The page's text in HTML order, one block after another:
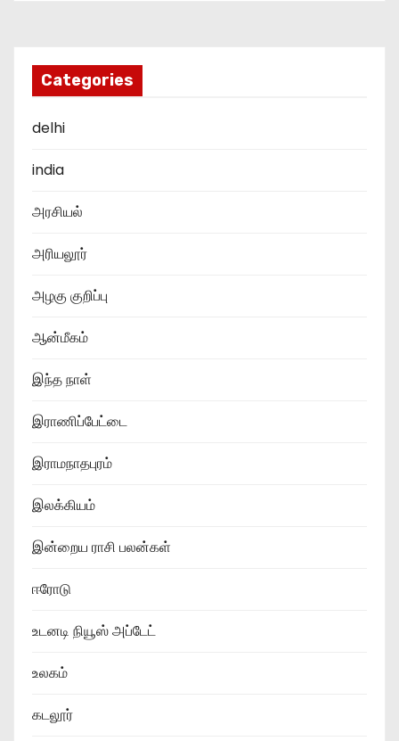
Categories
delhi
india
அரசியல்
அரியலூர்
அழகு குறிப்பு
ஆன்மீகம்
இந்த நாள்
இராணிப்பேட்டை
இராமநாதபுரம்
இலக்கியம்
இன்றைய ராசி பலன்கள்
ஈரோடு
உடனடி நியூஸ் அப்டேட்
உலகம்
கடலூர்